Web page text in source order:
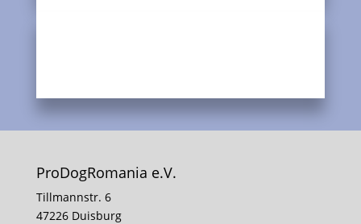
ProDogRomania e.V.
Tillmannstr. 6
47226 Duisburg